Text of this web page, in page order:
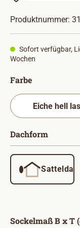
Produktnummer:
Sofort verfügbar,
Wochen
Farbeauswählen
Dachform
Satteldach
Sockelmaß B x T